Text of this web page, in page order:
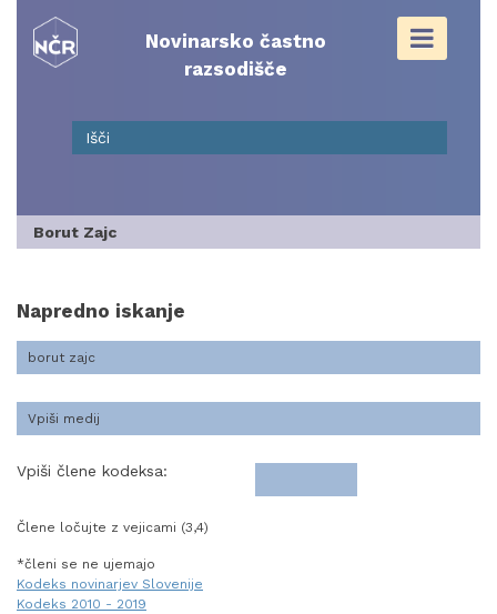
content
Novinarsko častno
razsodišče
Borut Zajc
Napredno iskanje
Vpiši člene kodeksa:
Člene ločujte z vejicami (3,4)
*členi se ne ujemajo
Kodeks novinarjev Slovenije
Kodeks 2010 - 2019